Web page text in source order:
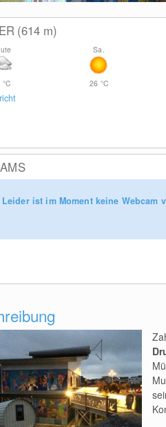
(614 m)
°C
Sa.
26 °C
Leider ist im Moment keine Webcam